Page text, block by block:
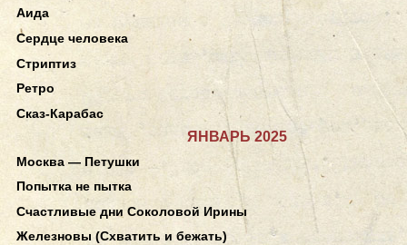
Аида
Сердце человека
Стриптиз
Ретро
Сказ-Карабас
ЯНВАРЬ 2025
Москва — Петушки
Попытка не пытка
Счастливые дни Соколовой Ирины
Железновы (Схватить и бежать)